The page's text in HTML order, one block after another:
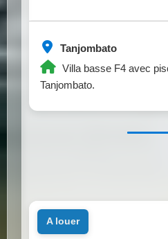
Tanjombato
Villa basse F4 avec
Tanjombato.
a louer